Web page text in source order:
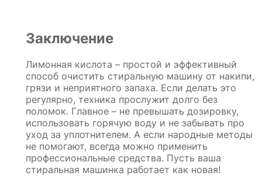
Заключение
Лимонная кислота – простой и эффективный
способ очистить стиральную машину от накипи,
грязи и неприятного запаха. Если делать это
регулярно, техника прослужит долго без
поломок. Главное – не превышать дозировку,
использовать горячую воду и не забывать про
уход за уплотнителем. А если народные методы
не помогают, всегда можно применить
профессиональные средства. Пусть ваша
стиральная машинка работает как новая!